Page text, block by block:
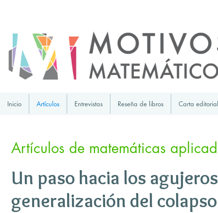
Inicio Artículos Entrevistas Reseña de libros Carta editorial
Artículos de matemáticas
Un paso hacia los
generalización del